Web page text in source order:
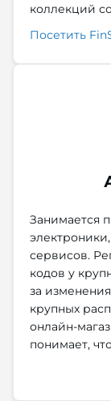
коллекций
Посетить
Занимается
сервисов.
кодов у
за
крупных
онлайн-
понимает,